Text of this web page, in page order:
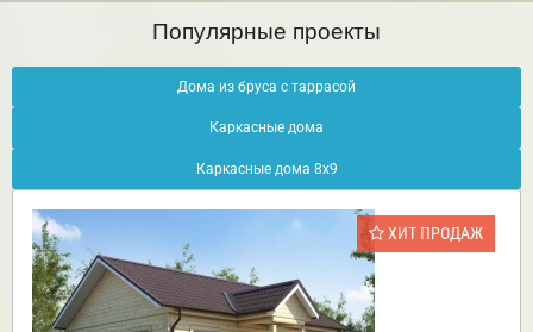
Популярные проекты
Дома из бруса с таррасой
Каркасные дома
Каркасные дома 8х9
ХИТ ПРОДАЖ